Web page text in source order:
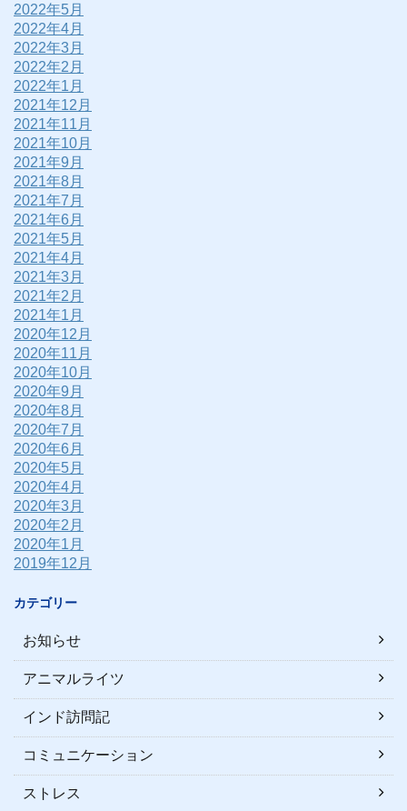
2022年5月
2022年4月
2022年3月
2022年2月
2022年1月
2021年12月
2021年11月
2021年10月
2021年9月
2021年8月
2021年7月
2021年6月
2021年5月
2021年4月
2021年3月
2021年2月
2021年1月
2020年12月
2020年11月
2020年10月
2020年9月
2020年8月
2020年7月
2020年6月
2020年5月
2020年4月
2020年3月
2020年2月
2020年1月
2019年12月
カテゴリー
お知らせ
アニマルライツ
インド訪問記
コミュニケーション
ストレス